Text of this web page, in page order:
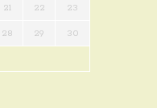
21 22 23
28 29 30